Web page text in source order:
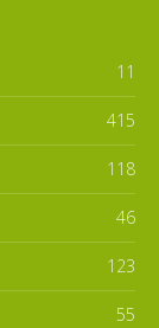
11
415
118
46
123
55